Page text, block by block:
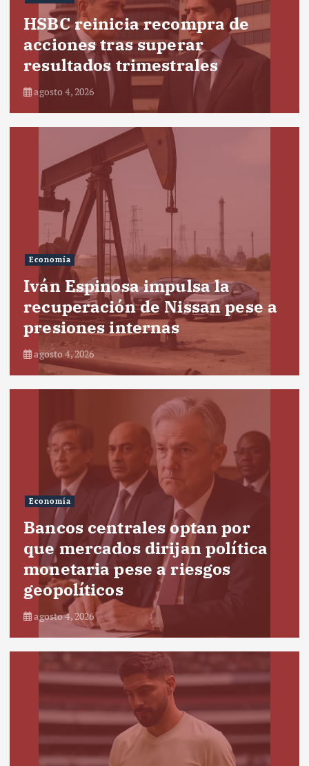
HSBC reinicia recompra de
acciones tras superar
resultados trimestrales
agosto 4, 2026
Economía
Iván Espinosa impulsa la
recuperación de Nissan pese a
presiones internas
agosto 4, 2026
Economía
Bancos centrales optan por
que mercados dirijan política
monetaria pese a riesgos
geopolíticos
agosto 4, 2026